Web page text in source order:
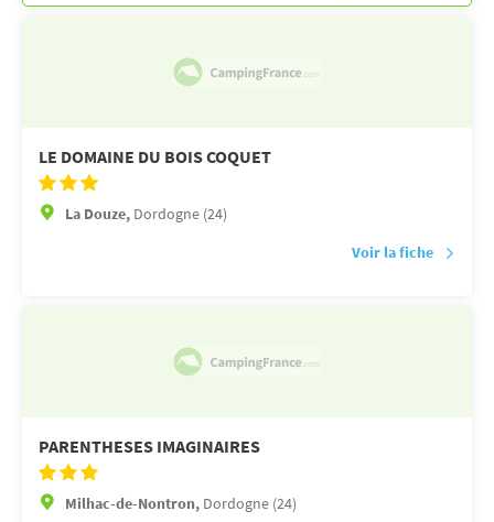
LE DOMAINE DU BOIS COQUET
La Douze, Dordogne (24)
Voir la fiche
PARENTHESES IMAGINAIRES
Milhac-de-Nontron, Dordogne (24)